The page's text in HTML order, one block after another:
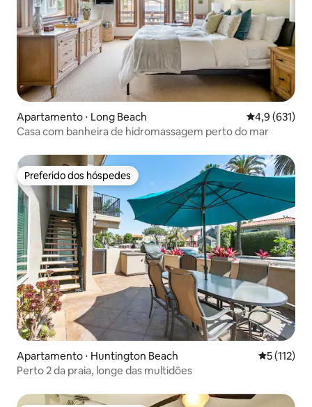
Apartamento ⋅ Long Beach 4,9 de uma
4,9 (631)
Casa com banheira de hidromassagem perto do mar
Preferido dos hóspedes
Preferido dos hóspedes
Apartamento ⋅ Huntington Beach 5 de uma
5 (112)
Perto 2 da praia, longe das multidões